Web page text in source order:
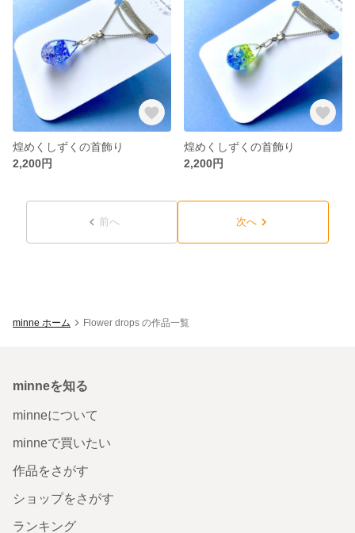
煌めくしずくの首飾り
2,200円
煌めくしずくの首飾り
2,200円
前へ 次へ
minne ホーム Flower drops の作品一覧
minneを知る
minneについて
minneで買いたい
作品をさがす
ショップをさがす
ランキング